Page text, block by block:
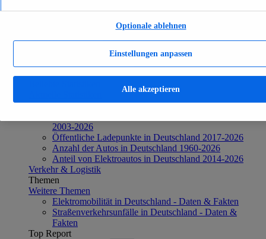
Anzahl Elektroautos in Deutschland 2006-2026
2003-2026
Öffentliche Ladepunkte in Deutschland 2017-2026
Anzahl der Autos in Deutschland 1960-2026
Anteil von Elektroautos in Deutschland 2014-2026
Verkehr & Logistik
Themen
Weitere Themen
Elektromobilität in Deutschland - Daten & Fakten
Straßenverkehrsunfälle in Deutschland - Daten &
Fakten
Top Report
Einstellungen anpassen
Optionale ablehnen
Alle akzeptieren